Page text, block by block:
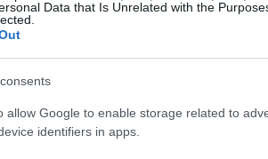
Data that Is Unrelated with the
allow Google to enable storage related to
identifiers in apps.
ingredientes